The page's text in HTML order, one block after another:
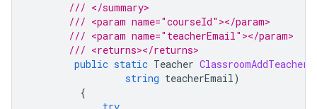
/// </summary>
/// <param name="courseId"></param>
/// <param name="teacherEmail"></param>
/// <returns></returns>
public static Teacher ClassroomAddTeacher
string teacherEmail )
{
try